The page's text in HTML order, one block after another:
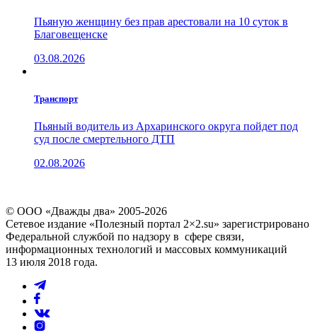
Пьяную женщину без прав арестовали на 10 суток в
Благовещенске
03.08.2026
Транспорт
Пьяный водитель из Архаринского округа пойдет под
суд после смертельного ДТП
02.08.2026
© ООО «Дважды два» 2005-2026
Сетевое издание «Полезный портал 2×2.su» зарегистрировано
Федеральной службой по надзору в сфере связи,
информационных технологий и массовых коммуникаций
13 июля 2018 года.